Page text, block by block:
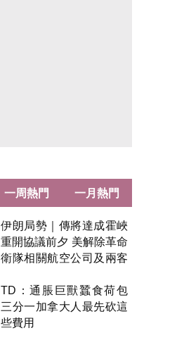
伊朗局勢｜傳將達成霍峽
重開協議前夕 美解除革命
衛隊相關航空公司及兩客
TD：通脹巨獸蠶食荷包
三分一加拿大人最先砍這
些費用
一周熱門 一月熱門